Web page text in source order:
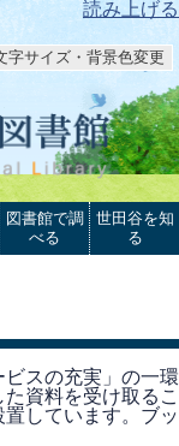
読み上げる
字サイズ・背景色変更
図書館で調
べる
世田谷を知
る
スの充実」の一環
資料を受け取るこ
しています。ブッ